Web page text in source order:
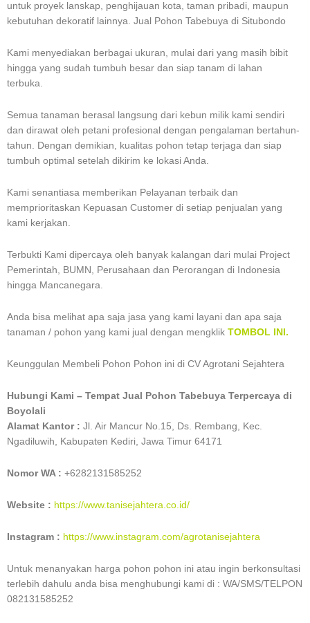
untuk proyek lanskap, penghijauan kota, taman pribadi, maupun
kebutuhan dekoratif lainnya. Jual Pohon Tabebuya di Situbondo
Kami menyediakan berbagai ukuran, mulai dari yang masih bibit
hingga yang sudah tumbuh besar dan siap tanam di lahan
terbuka.
Semua tanaman berasal langsung dari kebun milik kami sendiri
dan dirawat oleh petani profesional dengan pengalaman bertahun-
tahun. Dengan demikian, kualitas pohon tetap terjaga dan siap
tumbuh optimal setelah dikirim ke lokasi Anda.
Kami senantiasa memberikan Pelayanan terbaik dan
memprioritaskan Kepuasan Customer di setiap penjualan yang
kami kerjakan.
Terbukti Kami dipercaya oleh banyak kalangan dari mulai Project
Pemerintah, BUMN, Perusahaan dan Perorangan di Indonesia
hingga Mancanegara.
Anda bisa melihat apa saja jasa yang kami layani dan apa saja
tanaman / pohon yang kami jual dengan mengklik TOMBOL INI.
Keunggulan Membeli Pohon Pohon ini di CV Agrotani Sejahtera
Hubungi Kami – Tempat Jual Pohon Tabebuya Terpercaya di
Boyolali
Alamat Kantor : Jl. Air Mancur No.15, Ds. Rembang, Kec.
Ngadiluwih, Kabupaten Kediri, Jawa Timur 64171
Nomor WA : +6282131585252
Website : https://www.tanisejahtera.co.id/
Instagram : https://www.instagram.com/agrotanisejahtera
Untuk menanyakan harga pohon pohon ini atau ingin berkonsultasi
terlebih dahulu anda bisa menghubungi kami di : WA/SMS/TELPON
082131585252